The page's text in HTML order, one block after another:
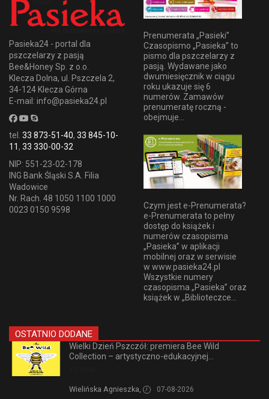
Pasieka24 - portal dla
pszczelarzy z pasją
Bee&Honey Sp. z o.o.
Klecza Dolna, ul. Pszczela 2,
34-124 Klecza Górna
E-mail: info@pasieka24.pl
tel. 33 873-51-40, 33 845-10-
11, 33 330-00-32
NIP: 551-23-02-178
ING Bank Śląski S.A. Filia
Wadowice
Nr. Rach. 48 1050 1100 1000
0023 0150 9598
Prenumerata „Pasieki”
Czasopismo „Pasieka” to
pismo dla pszczelarzy z
pasją. Wydawane jako
dwumiesięcznik w ciągu
roku ukazuje się 6
numerów. Zamawów
prenumeratę roczną -
obejmuje...
Czym jest e-Prenumerata?
e-Prenumerata to pełny
dostęp do książek i
numerów czasopisma
„Pasieka” w aplikacji
mobilnej oraz w serwisie
w www.pasieka24.pl
Wszystkie numery
czasopisma „Pasieka” oraz
książek w „Biblioteczce...
OSTATNIO DODANE
Wielki Dzień Pszczół: premiera Bee Wild
Collection – artystyczno-edukacyjnej...
Wielińska Agnieszka, 07-08-2026